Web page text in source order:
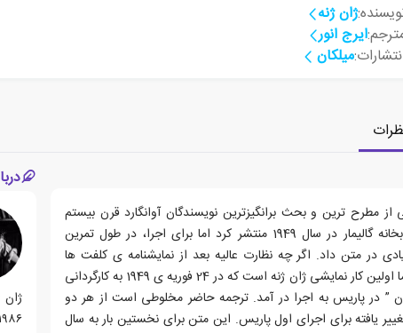
ژان ژنه
ایرج انور
میلکان
از مطرح ترین و بحث برانگیزترین نویسندگان آوانگارد قرن بیستم
است. کتاب نظارت عالیه را کتابخانه گالیمار در سال 1949 منتشر کرد اما برای اجرا، در طول تمرین
در متن داد. اگر چه نظارت عالیه بعد از نمایشنامه ی کلفت ها
منتشر شد و روی صحنه رفت اما اولین کار نمایشی ژان ژنه است که در 24 فوریه ی 1949 به کارگردانی
” در پاریس به اجرا در آمد. ترجمه حاضر مخلوطی است از هر دو
یافته برای اجرای اول پاریس. این متن برای نخستین بار به سال